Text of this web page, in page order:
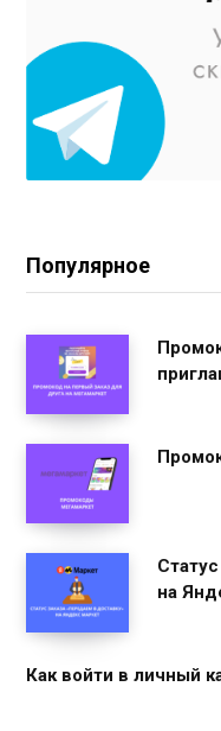
Популярное
на
Как войти в личный